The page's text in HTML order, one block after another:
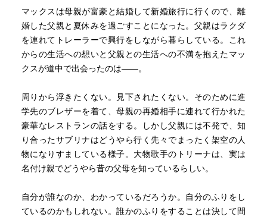
が大好きだからなんで、それを忘れちゃだめだよ」
マヌエーロを怒らせてしまったことに対して、ウッディに
相談するマックスに対しての、ウッディの返しも痛い。
「どうもできない。今後の教訓だと思うしかない。」
ラスベガスでの、歌手のトリーナ・ローズとの出会いも素
敵だ。トリーナという人の魅力と、ラスベガスでのショー
の雰囲気を想像すると楽しい。
そして何より、有名な歌手のトリーナ・ローズが、ウッデ
ィの古くからの友人という設定がとても魅力的。
★ 比較はできないけど、本書は「周り中がうわべを取り
繕う世界なら、じゃあ自分はどうありたい？」と考える強
靭さを含んでるのが、心強いです☆
案外、私も800番への旅に立つ女かもしれません。
らない旅なら、本を鞄にしのばせてパッと身軽に、サブリ
ナのように勇敢に生きたい♪
▼サブリナ・カーペンター『Manchild』
https://www.youtube.com/watch?v=aSugSGCC12I
▼サリンジャー『ライ麦畑でつかまえて』
https://booklog.jp/users/kotanirico/archives/1/4560070512
マックスは母親が富豪と結婚して新婚旅行に行くので、離
婚した父親と夏休みを過ごすことになった。父親はラクダ
を連れてトレーラーで興行をしながら暮らしている。これ
からの生活への想いと父親との生活への不満を抱えたマッ
クスが道中で出会ったのは——。
周りから浮きたくない。見下されたくない。そのために進
学先のブレザーを着て、母親の再婚相手に連れて行かれた
豪華なレストランの話をする。しかし父親には不発で、知
り合ったサブリナはどうやら行く先々でまったく架空の人
物になりすましている様子。大物歌手のトリーナは、実は
名付け親でどうやら昔の父母を知っているらしい。
自分が誰なのか、わかっているだろうか。自分のふりをし
ているのかもしれない。誰かのふりをすることは決して間